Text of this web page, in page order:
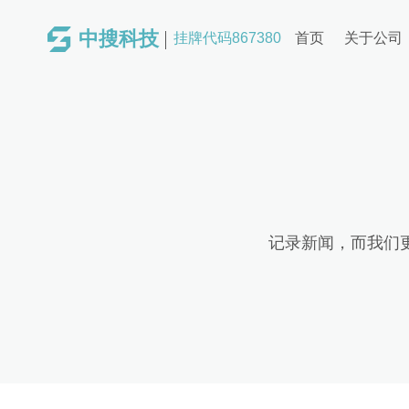
中搜科技 挂牌代码867380 首页 关于公司
记录新闻，而我们